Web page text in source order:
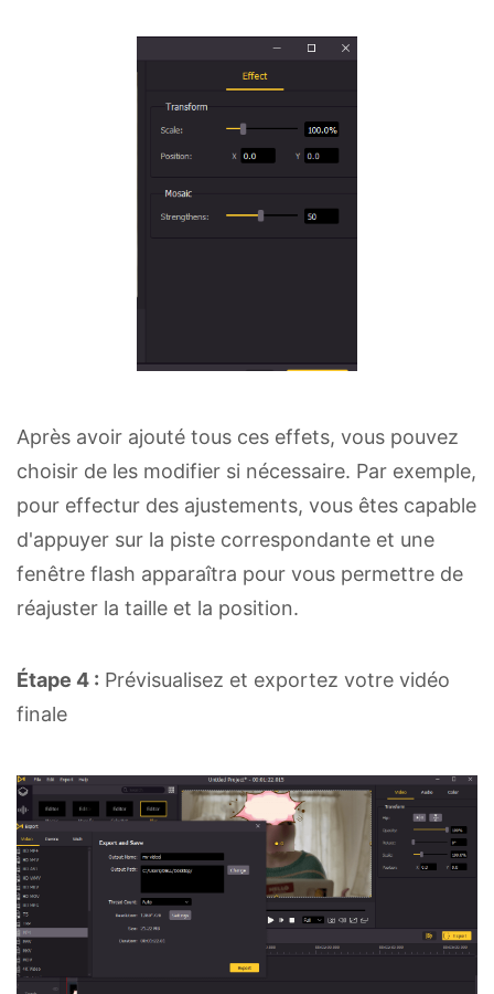
Après avoir ajouté tous ces effets, vous pouvez
choisir de les modifier si nécessaire. Par exemple,
pour effectur des ajustements, vous êtes capable
d'appuyer sur la piste correspondante et une
fenêtre flash apparaîtra pour vous permettre de
réajuster la taille et la position.
Étape 4 : Prévisualisez et exportez votre vidéo
finale